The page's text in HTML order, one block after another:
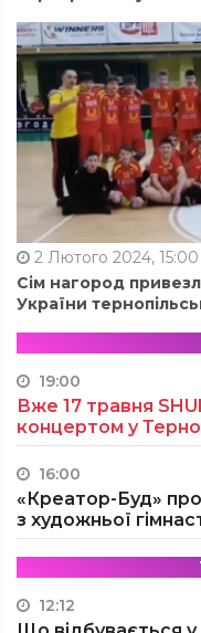
2 Лютого 2024, 15:00
Сім нагород
України
19:00
Вже 17 травня
концертом у
16:00
«Креатор-Буд»
з художньої
12:12